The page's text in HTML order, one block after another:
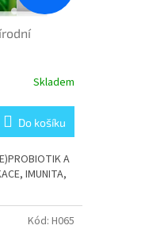
Skladem
Do košíku
A
IMUNITA,
Kód: H065